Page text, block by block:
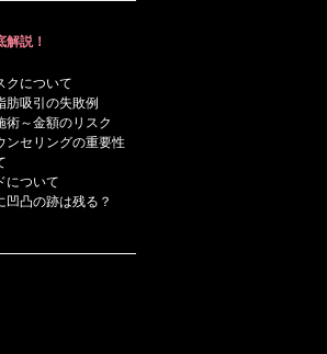
説！
クについて
吸引の失敗例
術～金額のリスク
ンセリングの重要性
について
凹凸の跡は残る？